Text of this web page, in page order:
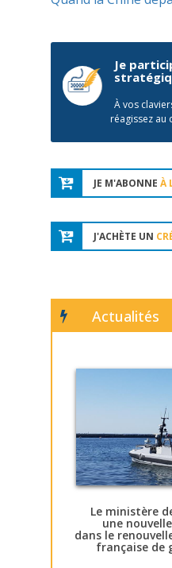
Je
À vos
réagissez au
JE M'ABONNE À
J'ACHÈTE UN
Actualités
Le ministère
une
dans le
française de